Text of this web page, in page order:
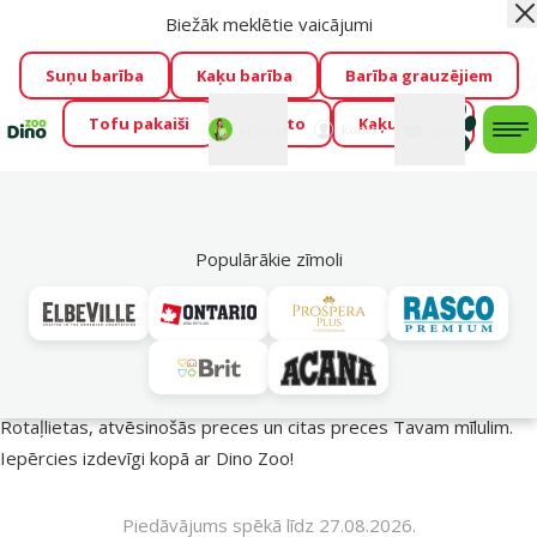
Visu mēnesi Dino Zoo piedāvā lieliskas cenas mīluļu TOP
barībām! 🍖→Skatīt piedāvājumu!
Fotokonkurss “GADA ŪSAIŅI”!
Varbūt tieši Tavs mīlulis
būs 2027. gada zvaigzne
→Piedalīties
Mans
konts
Biežāk meklētie vaicājumi
Suņu barība Kaķu barība Barība grauzējiem
Tofu pakaiši Foresto Kaķu mājas
Populārākie zīmoli
Vasara turpinās – atlaides katrai gaumei!
Rotaļlietas, atvēsinošās preces un citas preces Tavam mīlulim.
Iepērcies izdevīgi kopā ar Dino Zoo!
Piedāvājums spēkā līdz 27.08.2026.